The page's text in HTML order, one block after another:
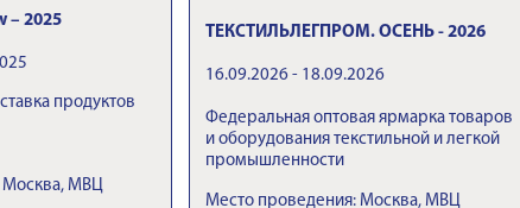
– 2025
продуктов
Москва, МВЦ
ТЕКСТИЛЬЛЕГПРОМ. ОСЕНЬ - 2026
16.09.2026 - 18.09.2026
Федеральная оптовая ярмарка товаров
и оборудования текстильной и легкой
промышленности
Место проведения: Москва, МВЦ